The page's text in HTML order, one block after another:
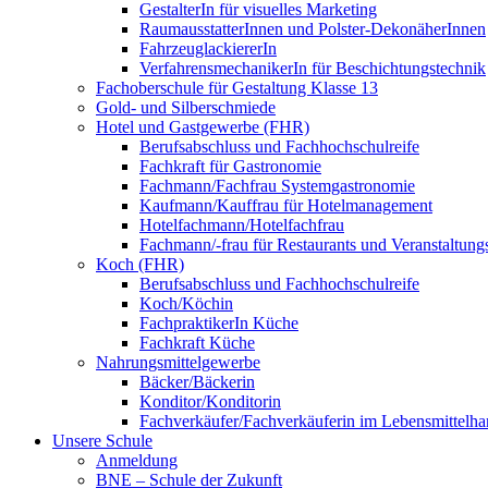
GestalterIn für visuelles Marketing
RaumausstatterInnen und Polster-DekonäherInnen
FahrzeuglackiererIn
VerfahrensmechanikerIn für Beschichtungstechnik
Fachoberschule für Gestaltung Klasse 13
Gold- und Silberschmiede
Hotel und Gastgewerbe (FHR)
Berufsabschluss und Fachhochschulreife
Fachkraft für Gastronomie
Fachmann/Fachfrau Systemgastronomie
Kaufmann/Kauffrau für Hotelmanagement
Hotelfachmann/Hotelfachfrau
Fachmann/-frau für Restaurants und
Koch (FHR)
Berufsabschluss und Fachhochschulreife
Koch/Köchin
FachpraktikerIn Küche
Fachkraft Küche
Nahrungsmittelgewerbe
Bäcker/Bäckerin
Konditor/Konditorin
Fachverkäufer/Fachverkäuferin im
Unsere Schule
Anmeldung
BNE – Schule der Zukunft